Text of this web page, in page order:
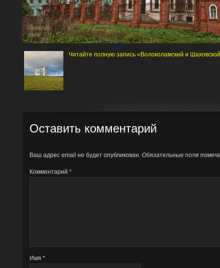
Читайте полную запись «Волоколамский и
Оставить комментарий
Ваш адрес email не будет опубликован. Обязательные поля
Комментарий *
Имя *